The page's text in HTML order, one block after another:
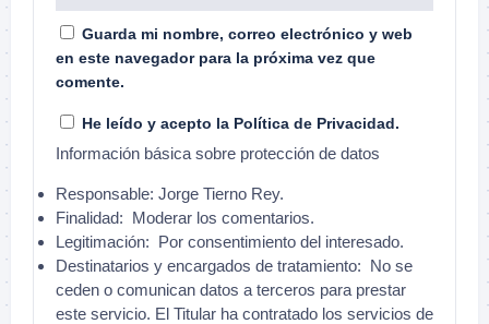
Guarda mi nombre, correo electrónico y web
en este navegador para la próxima vez que
comente.
He leído y acepto la Política de Privacidad.
Información básica sobre protección de datos
Responsable: Jorge Tierno Rey.
Finalidad: Moderar los comentarios.
Legitimación: Por consentimiento del interesado.
Destinatarios y encargados de tratamiento: No se
ceden o comunican datos a terceros para prestar
este servicio. El Titular ha contratado los servicios de